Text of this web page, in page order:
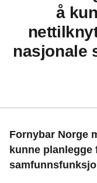
å
nasjonale
Fornybar Norge
kunne